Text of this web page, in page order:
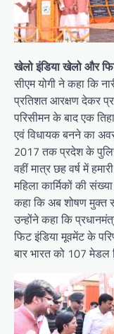
खेलो इंडिया खेलो और
सीएम योगी ने कहा कि
प्रतिशत आरक्षण देकर
परिसीमन के बाद एक
एवं विधायक बनने का
2017 तक प्रदेश के
वहीं मात्र छह वर्ष में
महिला कार्मिकों की
कहा कि अब शोषण मुक्त
उन्होंने कहा कि
फिट इंडिया मूवमेंट के
बार भारत को 107 मेडल